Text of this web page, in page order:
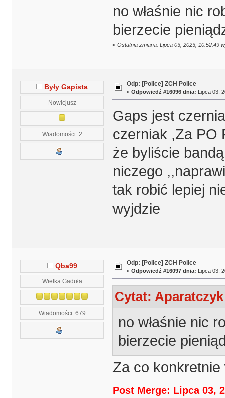
no właśnie nic
bierzecie
« Ostatnia zmiana: Lipca 03, 2023, 10:52:49
Były Gapista
Nowicjusz
Wiadomości: 2
Odp: [Police] ZCH Police
« Odpowiedź #16096 dnia: Lipca 03,
Gaps jest
czerniak ,Za PO
że byliście
niczego
tak robić lepiej
wyjdzie
Qba99
Wielka Gaduła
Wiadomości: 679
Odp: [Police] ZCH Police
« Odpowiedź #16097 dnia: Lipca 03,
Cytat:
no właśnie nic
bierzecie
Za co
Post Merge: Lipca 03,